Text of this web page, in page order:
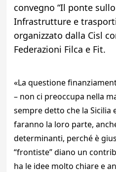
convegno “Il ponte
Infrastrutture e
organizzato dalla Cisl
Federazioni Filca e Fit.
«La questione
– non ci preoccupa nella
sempre detto che la Sicilia
faranno la loro parte,
determinanti, perché è
“frontiste” diano un
ha le idee molto chiare e